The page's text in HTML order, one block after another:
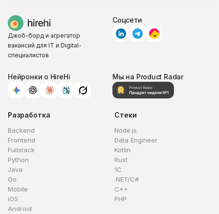
Джоб-борд и агрегатор
вакансий для IT и Digital-
специалистов
Соцсети
Нейронки о HireHi Мы на Product Radar
Разработка
Backend
Frontend
Fullstack
Python
Java
Go
Mobile
iOS
Android
Стеки
Node.js
Data Engineer
Kotlin
Rust
1C
.NET/C#
C++
PHP